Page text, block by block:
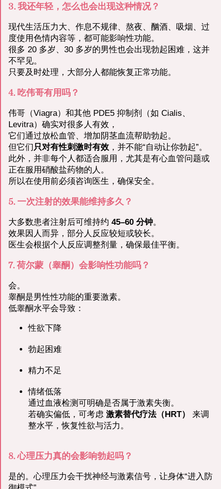
3. 我还年轻，怎么也会出现这种情况？
现代生活压力大、作息不规律、熬夜、酗酒、吸烟、过
度使用色情内容等，都可能影响性功能。
很多 20 多岁、30 多岁的男性也会出现勃起困难，这并
不罕见。
只要及时处理，大部分人都能恢复正常功能。
4. 吃伟哥有用吗？
伟哥（Viagra）和其他 PDE5 抑制剂（如 Cialis、
Levitra）确实对很多人有效，
它们通过放松血管、增加阴茎血流帮助勃起。
但它们只对有性刺激时有效 ，并不能“自动让你勃起”。
此外，并非每个人都适合服用，尤其是有心血管问题或
正在服用硝酸盐药物的人。
所以在使用前必须咨询医生，确保安全。
5. 一次注射的效果能维持多久？
大多数患者注射后可维持约 45–60 分钟。
效果因人而异，部分人反应较短或较长。
医生会根据个人反应调整剂量，确保最佳平衡。
7. 荷尔蒙（睾酮）会影响性功能吗？
会。
睾酮是男性性功能的重要激素。
低睾酮水平会导致：
性欲下降
勃起困难
精力不足
情绪低落
通过血液检测可明确是否属于激素失衡。
若确实偏低，可考虑 激素替代疗法（HRT）
来调
整水平，恢复性欲与活力。
8. 心理压力真的会影响勃起吗？
是的。心理压力会干扰神经与激素信号，让身体“进入防